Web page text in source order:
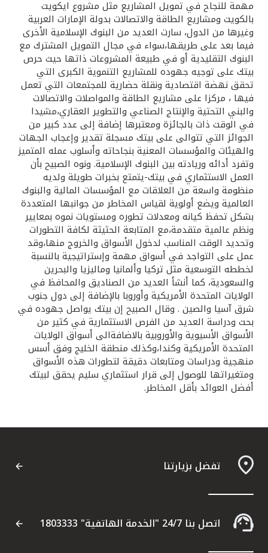
تركيا
مصر
المملكة المتحدة
مملكة البحرين
مهمة للنجاح في تمويل المشاريع مثل مشروع ايكويت
بالكويت ومشاريع الطاقة والاتصالات بدولة الإمارات العربية
وغيرها من الدول، سارت العديد من البنوك الإسلامية الأخرى
فيما بعد على طريقها،سواء في مجال التمويل المشترك مع
البنوك التقليدية أو في طبيعة المشروعات ذاتها حيث حرص
بيتك على توجيه جهوده للمشاريع التنموية الكبرى التي
تحقق نهضة اقتصادية ونقلة حضارية للمجتمعات التي تعمل
فيها ، مركزا على مشاريع الطاقة والمواصلات والاتصالات
والبني التحتية والإنتاج الصناعي والتطوير العقاري،مشيدا
في الوقت ذات بالجائزة ومعتبرها إضافة إلى عدد كبير من
الجوائز التي تتوالى على بيتك مسجلة تقدير وإعجاب الجهات
والهيئات والمؤسسات المعنية بنجاحاته وأسلوب عمله المتميز
وتفرد أدائه وريادته بين البنوك الإسلامية. ونوه الصبيح بأن
العمل الاستثماري في بيتك-يتمتع بخبرات طويلة ولديه
منظومة واسعة من العلاقات مع المؤسسات المالية والبنوك
العالمية ويضع أولوية لقياس المخاطر من جوانبها المتعددة
بشكل تحفظ كيانه ومعدلات تطوره ومستويات نموه بمعايير
ونظم عالمية متقدمة،مع المتابعة الحثيثة لكافة التطورات
وتحديد الوقت المناسب لدخول الأسواق والخروج منها،وقد
عمل على التواجد في أسواق مهمة وإستراتيجية بالنسبة
لخططه التوسعية مثل تركيا وألمانيا وماليزيا والبحرين
والسعودية، كما أنشأ العديد من الصناديق والمحافظ في
الولايات المتحدة الأمريكية وأوروبا بالإضافة إلى دول جنوب
شرق آسيا والصين . وقال الصبيح إن بيتك يواصل جهوده في
بحث ودراسة العديد من الفرص الاستثمارية في كثير من
الأسواق الأسيوية والأوروبية بالاضافةالى أسواق الولايات
المتحدة الأمريكية وكندا،وكذلك منطقة الخليج وفق أسس
منهجية ودراسات ومتابعات دقيقة لتطورات هذه الأسواق
ومتغيراتها للوصول إلى قرار استثماري سليم يحقق لبيتك
أفضل العوائد بأقل المخاطر.
تفضل بزيارتنا
اتصل بنا 24/7 "الخدمة الهاتفية" 1803333